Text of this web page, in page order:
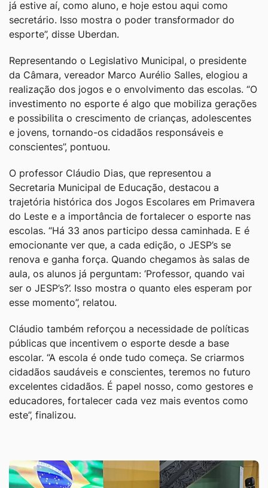
já estive aí, como aluno, e hoje estou aqui como
secretário. Isso mostra o poder transformador do
esporte”, disse Uberdan.
Representando o Legislativo Municipal, o presidente
da Câmara, vereador Marco Aurélio Salles, elogiou a
realização dos jogos e o envolvimento das escolas. “O
investimento no esporte é algo que mobiliza gerações
e possibilita o crescimento de crianças, adolescentes
e jovens, tornando-os cidadãos responsáveis e
conscientes”, pontuou.
O professor Cláudio Dias, que representou a
Secretaria Municipal de Educação, destacou a
trajetória histórica dos Jogos Escolares em Primavera
do Leste e a importância de fortalecer o esporte nas
escolas. “Há 33 anos participo dessa caminhada. E é
emocionante ver que, a cada edição, o JESP’s se
renova e ganha força. Quando chegamos às salas de
aula, os alunos já perguntam: ‘Professor, quando vai
ser o JESP’s?’. Isso mostra o quanto eles esperam por
esse momento”, relatou.
Cláudio também reforçou a necessidade de políticas
públicas que incentivem o esporte desde a base
escolar. “A escola é onde tudo começa. Se criarmos
cidadãos saudáveis e conscientes, teremos no futuro
excelentes cidadãos. É papel nosso, como gestores e
educadores, fortalecer cada vez mais eventos como
este”, finalizou.